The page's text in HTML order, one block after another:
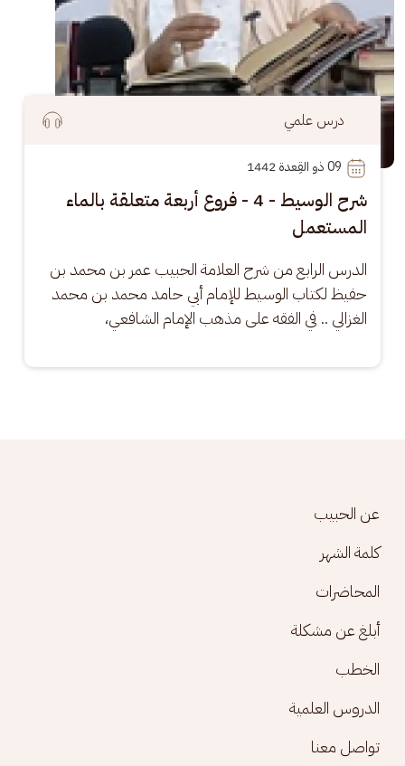
درس علمي
09
شرح الوسيط - 4 - فروع أربعة متعلقة بالماء
المستعمل
الدرس الرابع من شرح العلامة الحبيب عمر بن محمد بن
حفيظ لكتاب الوسيط للإمام أبي حامد محمد بن محمد
الغزالي .. في الفقه على مذهب الإمام الشافعي،
Footer menu
عن الحبيب
كلمة الشهر
المحاضرات
أبلغ عن مشكلة
الخطب
الدروس العلمية
تواصل معنا